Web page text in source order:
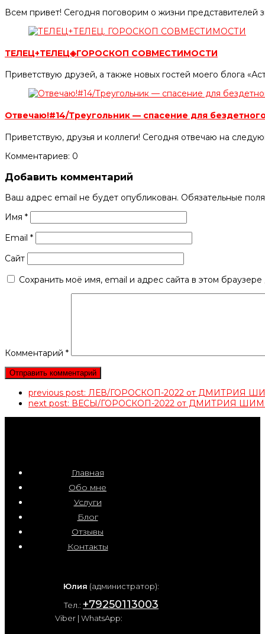
Всем привет! Сегодня поговорим о жизни представителей
ТЕЛЕЦ+ТЕЛЕЦ◈ГОРОСКОП СОВМЕСТИМОСТИ
Приветствую друзей, а также новых гостей моего блога
Отвечаю!#14/Треугольник — спасение для
Приветствую, друзья и коллеги! Сегодня отвечаю на
Комментариев: 0
Добавить комментарий
Ваш адрес email не будет опубликован. Обязательные
Имя *
Email *
Сайт
Сохранить моё имя, email и адрес сайта в этом
Комментарий *
previous post: ЛЕВ/ГОРОСКОП-2022 от ДМИТРИЯ
next post: ВЕСЫ/ГОРОСКОП-2022 от ДМИТРИЯ
Главная
Обо мне
Услуги
Блог
Отзывы
Контакты
Юлия (администратор):
Тел.: +79250113003
Viber | WhatsApp: